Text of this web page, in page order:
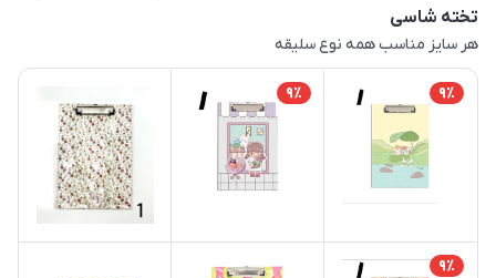
تخته شاسی
هر سایز مناسب همه نوع سلیقه
9٪ 9٪
9٪